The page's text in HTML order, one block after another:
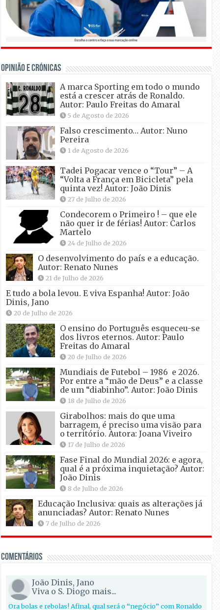
OPINIÃO E CRÓNICAS
A marca Sporting em todo o mundo
está a crescer atrás de Ronaldo.
Autor: Paulo Freitas do Amaral
5 de Agosto de 2026
Falso crescimento… Autor: Nuno
Pereira
1 de Agosto de 2026
Tadei Pogacar vence o “Tour” – A
“Volta a França em Bicicleta” pela
quinta vez! Autor: João Dinis
27 de Julho de 2026
Condecorem o Primeiro ! – que ele
não quer ir de férias! Autor: Carlos
Martelo
24 de Julho de 2026
O desenvolvimento do país e a educação.
Autor: Renato Nunes
21 de Julho de 2026
E tudo a bola levou. E viva Espanha! Autor: João
Dinis, Jano
20 de Julho de 2026
O ensino do Português esqueceu-se
dos livros eternos. Autor: Paulo
Freitas do Amaral
20 de Julho de 2026
Mundiais de Futebol – 1986 e 2026.
Por entre a “mão de Deus” e a classe
de um “diabinho”. Autor: João Dinis
18 de Julho de 2026
Girabolhos: mais do que uma
barragem, é preciso uma visão para
o território. Autora: Joana Viveiro
17 de Julho de 2026
Fase Final do Mundial 2026: e agora,
qual é a próxima inquietação? Autor:
João Dinis
8 de Julho de 2026
Educação Inclusiva: quais as alterações já
anunciadas? Autor: Renato Nunes
7 de Julho de 2026
Comentários
João Dinis, Jano
Viva o S. Diogo mais...
Ora bolas e rebolas! Afinal, qual será o “negócio” com Ronaldo